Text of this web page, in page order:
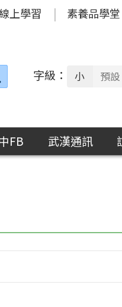
上學習 素養品學堂
搜
字級： 小 預設
FB 武漢通訊